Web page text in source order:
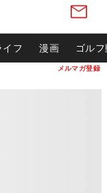
メルマガ登録
イフ 漫画 ゴル